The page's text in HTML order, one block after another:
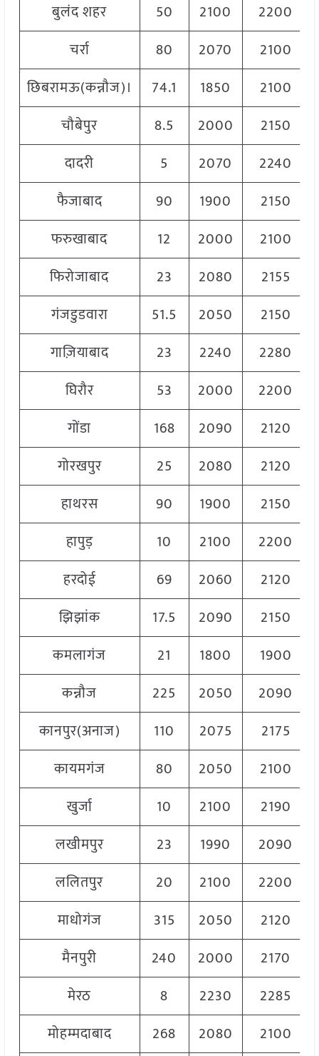
बुलंद शहर
50 2100 2200
चर्रा
80 2070 2100
छिबरामऊ(कन्नौज)।
74.1 1850 2100
चौबेपुर
8.5 2000 2150
दादरी
5 2070 2240
फैजाबाद
90 1900 2150
फरुखाबाद
12 2000 2100
फिरोजाबाद
23 2080 2155
गंजडुडवारा
51.5 2050 2150
गाज़ियाबाद
23 2240 2280
घिरौर
53 2000 2200
गोंडा
168 2090 2120
गोरखपुर
25 2080 2120
हाथरस
90 1900 2150
हापुड़
10 2100 2200
हरदोई
69 2060 2120
झिझांक
17.5 2090 2150
कमलागंज
21 1800 1900
कन्नौज
225 2050 2090
कानपुर(अनाज)
110 2075
2175
कायमगंज
80 2050 2100
खुर्जा
10 2100 2190
लखीमपुर
23 1990 2090
ललितपुर
20 2100 2200
माधोगंज
315 2050 2120
मैनपुरी
240 2000 2170
मेरठ
8 2230 2285
मोहम्मदाबाद
268 2080 2100